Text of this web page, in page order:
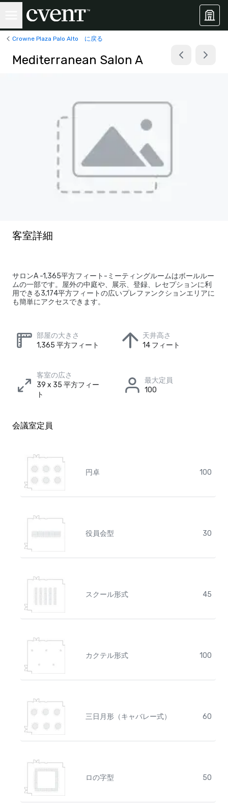
Crowne Plaza Palo Alto に戻る
Mediterranean Salon A
客室詳細
サロンA -1,365平方フィート-ミーティングルームはボールルー
ムの一部です。屋外の中庭や、展示、登録、レセプションに利
用できる3,174平方フィートの広いプレファンクションエリアに
も簡単にアクセスできます。
部屋の大きさ
1,365 平方フィート
天井高さ
14 フィート
客室の広さ
39 x 35 平方フィー
ト
最大定員
100
会議室定員
円卓 100
役員会型 30
スクール形式 45
カクテル形式 100
三日月形（キャバレー式） 60
ロの字型 50